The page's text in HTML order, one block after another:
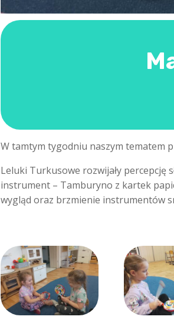
W tamtym tygodniu naszym tematem
Leluki Turkusowe rozwijały percepcję
instrument – Tamburyno z kartek
wygląd oraz brzmienie instrumentów